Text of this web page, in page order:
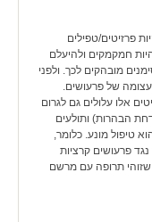
פרזיטים/טפילים
חמקמקים ולהיעלם
מובהקים לכך. ולפני
של פרעושים.
אלו עלולים גם לגרום
הבהרות) ותולעים
טיפול מונע. כלומר,
פרעושים קרציות
שזוהי תרופה עם מרשם